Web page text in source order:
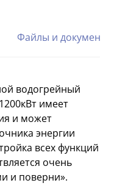
Файлы и документы
водогрейный
имеет
и может
энергии
всех функций
очень
и поверни».